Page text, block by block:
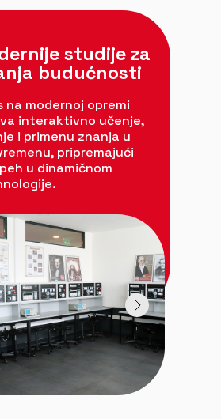
studije za
budućnosti
na modernoj opremi
interaktivno učenje,
i primenu znanja u
pripremajući
u dinamičnom